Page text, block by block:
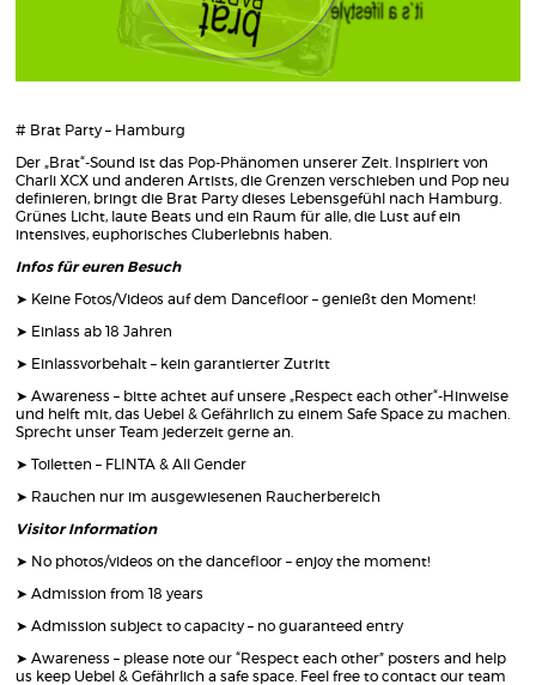
# Brat Party – Hamburg
Der „Brat“-Sound ist das Pop-Phänomen unserer Zeit. Inspiriert von
Charli XCX und anderen Artists, die Grenzen verschieben und Pop neu
definieren, bringt die Brat Party dieses Lebensgefühl nach Hamburg.
Grünes Licht, laute Beats und ein Raum für alle, die Lust auf ein
intensives, euphorisches Cluberlebnis haben.
Infos für euren Besuch
➤ Keine Fotos/Videos auf dem Dancefloor – genießt den Moment!
➤ Einlass ab 18 Jahren
➤ Einlassvorbehalt – kein garantierter Zutritt
➤ Awareness – bitte achtet auf unsere „Respect each other“-Hinweise
und helft mit, das Uebel & Gefährlich zu einem Safe Space zu machen.
Sprecht unser Team jederzeit gerne an.
➤ Toiletten – FLINTA & All Gender
➤ Rauchen nur im ausgewiesenen Raucherbereich
Visitor Information
➤ No photos/videos on the dancefloor – enjoy the moment!
➤ Admission from 18 years
➤ Admission subject to capacity – no guaranteed entry
➤ Awareness – please note our “Respect each other” posters and help
us keep Uebel & Gefährlich a safe space. Feel free to contact our team